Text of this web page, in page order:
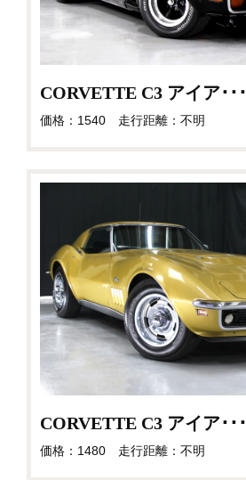
CORVETTE C3 アイア･･･
価格：1540 走行距離：不明
CORVETTE C3 アイア･･･
価格：1480 走行距離：不明